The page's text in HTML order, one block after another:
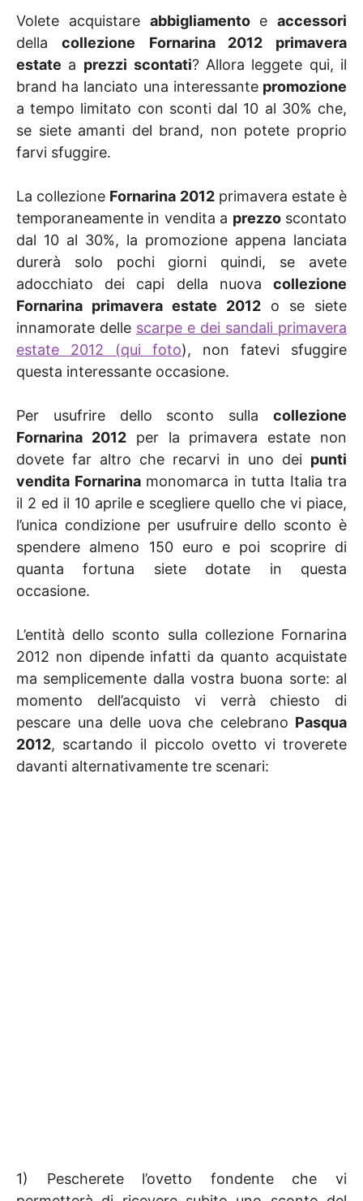
Volete acquistare abbigliamentoe accessori
della collezione
Fornarina 2012 primavera
estate a prezzi scontati? Allora leggete qui, il
brand ha lanciato una interessantepromozione
a tempo limitato con sconti dal 10 al 30% che,
se siete amanti del brand, non potete proprio
farvi sfuggire.
La collezione Fornarina 2012primavera estate è
temporaneamente in vendita a prezzoscontato
dal 10 al 30%, la promozione appena lanciata
durerà solo pochi giorni quindi, se avete
adocchiato dei capi della nuova collezione
Fornarina primavera estate 2012 o se siete
innamorate delle scarpe e dei sandali primavera
estate 2012 (qui foto), non fatevi sfuggire
questa interessante occasione.
Per usufrire dello sconto sulla collezione
Fornarina 2012per la primavera estate non
dovete far altro che recarvi in uno dei punti
vendita Fornarinamonomarca in tutta Italia tra
il 2 ed il 10 aprile e scegliere quello che vi piace,
l’unica condizione per usufruire dello sconto è
spendere almeno 150 euro e poi scoprire di
quanta fortuna siete dotate in questa
occasione.
L’entità dello sconto sulla collezione Fornarina
2012 non dipende infatti da quanto acquistate
ma semplicemente dalla vostra buona sorte: al
momento dell’acquisto vi verrà chiesto di
pescare una delle uova che celebrano Pasqua
2012, scartando il piccolo ovetto vi troverete
davanti alternativamente tre scenari:
1) Pescherete l’ovetto fondente che vi